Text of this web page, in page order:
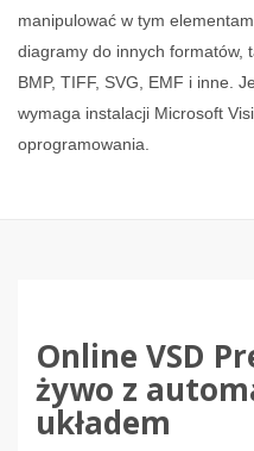
manipulować w tym
diagramy do innych formatów,
BMP, TIFF, SVG, EMF i inne.
wymaga instalacji Microsoft
oprogramowania.
Online VSD
żywo z
układem